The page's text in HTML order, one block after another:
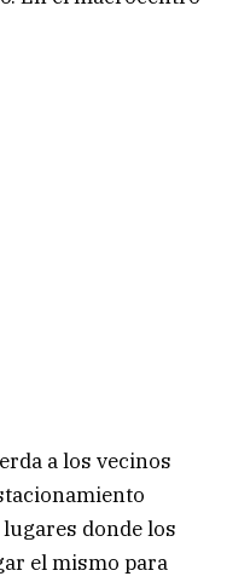
a los vecinos
donde los
el mismo para